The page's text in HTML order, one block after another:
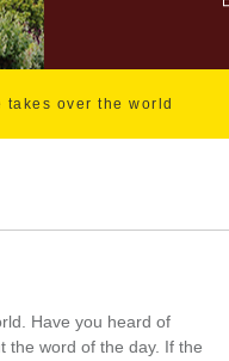
takes over the world
Have you heard of
the word of the day. If the